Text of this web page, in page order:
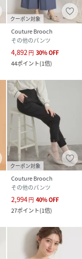
クーポン対象
Couture Brooch
その他のパンツ
4,892円 30%OFF
44ポイント(1倍)
クーポン対象
Couture Brooch
その他のパンツ
2,994円 40%OFF
27ポイント(1倍)